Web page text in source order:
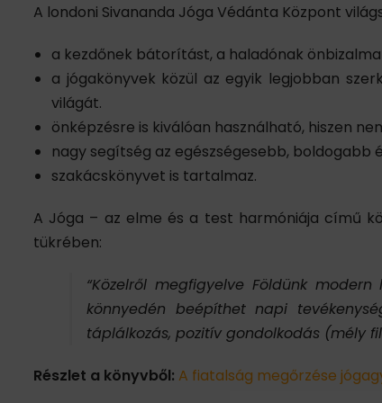
A londoni Sivananda Jóga Védánta Központ
a kezdőnek bátorítást, a haladónak
a jógakönyvek közül az egyik legjobban
világát.
önképzésre is kiválóan használható, hiszen
nagy segítség az egészségesebb, boldogabb
szakácskönyvet is tartalmaz.
A Jóga – az elme és a test harmóniája című
tükrében:
“Közelről megfigyelve Földünk
könnyedén beépíthet napi
táplálkozás, pozitív gondolkodás (mély
Részlet a könyvből: A fiatalság megőrzése